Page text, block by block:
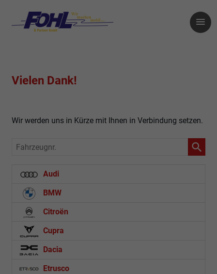
Vielen Dank!
Wir werden uns in Kürze mit Ihnen in Verbindung setzen.
Fahrzeugnr.
Audi
BMW
Citroën
Cupra
Dacia
Etrusco